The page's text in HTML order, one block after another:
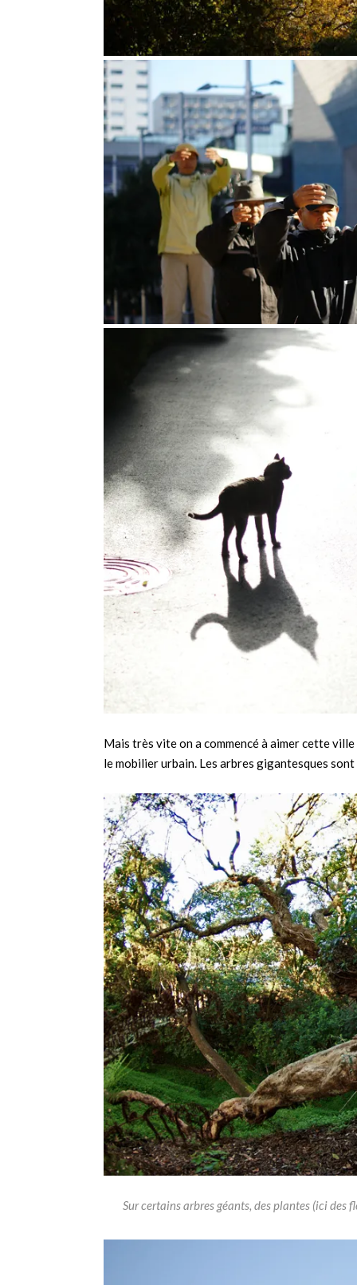
Mais très vite on a commencé à aimer cette
le mobilier urbain. Les arbres gigantesques
Sur certains arbres géants, des plantes (ici